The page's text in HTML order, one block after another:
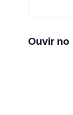
Ouvir no